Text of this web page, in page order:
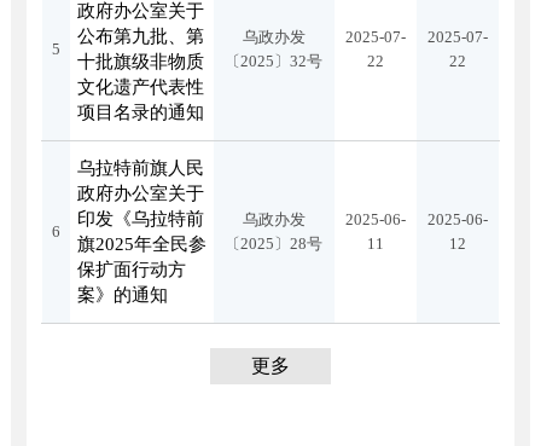
5
政府办公室关于
公布第九批、第
十批旗级非物质
文化遗产代表性
项目名录的通知
乌政办发
〔2025〕32号
2025-07-
22
2025-07-
22
6
乌拉特前旗人民
政府办公室关于
印发《乌拉特前
旗2025年全民参
保扩面行动方
案》的通知
乌政办发
〔2025〕28号
2025-06-
11
2025-06-
12
更多